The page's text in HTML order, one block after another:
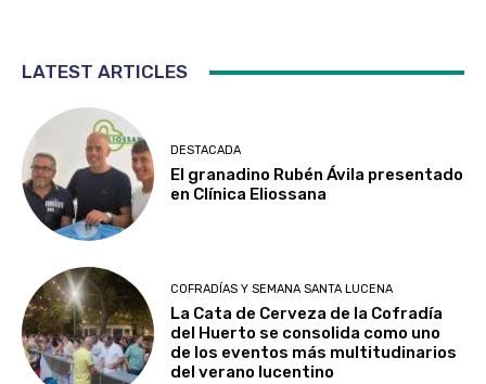
LATEST ARTICLES
DESTACADA
El granadino Rubén Ávila presentado
en Clínica Eliossana
COFRADÍAS Y SEMANA SANTA LUCENA
La Cata de Cerveza de la Cofradía
del Huerto se consolida como uno
de los eventos más multitudinarios
del verano lucentino